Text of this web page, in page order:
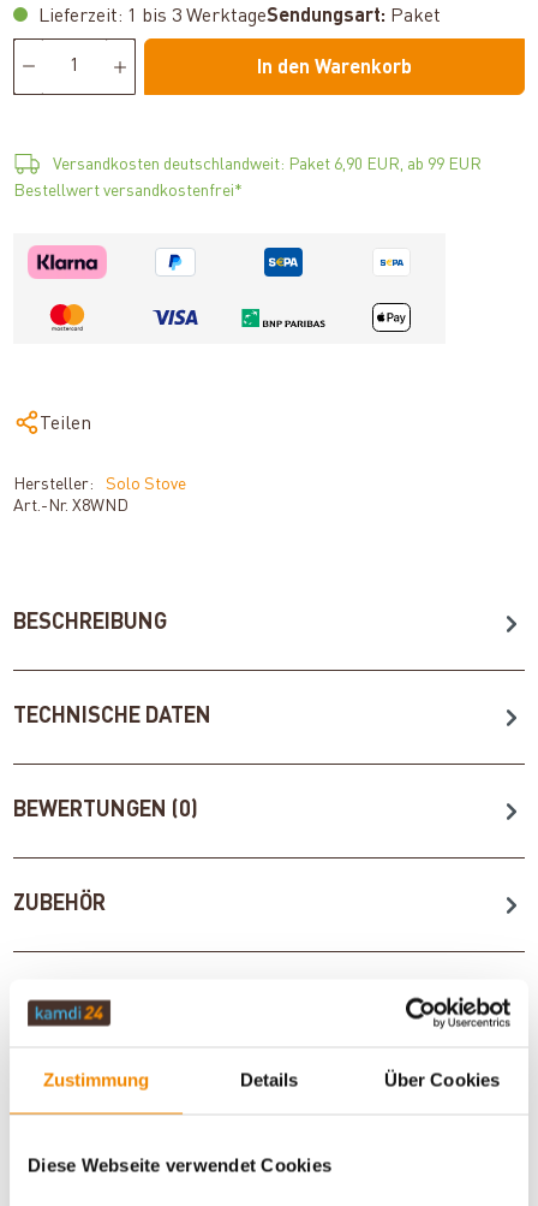
Zustimmung Details Über Cookies
Diese Webseite verwendet Cookies
Lieferzeit: 1 bis 3 WerktageSendungsart: Paket
In den Warenkorb
Versandkosten deutschlandweit: Paket 6,90 EUR, ab 99 EUR
Bestellwert versandkostenfrei*
Teilen
Hersteller:
Solo Stove
Art.-Nr.X8WND
BESCHREIBUNG
TECHNISCHE DATEN
BEWERTUNGEN (0)
ZUBEHÖR
WICHTIGE INFOS
Dieses Produkt finden Sie unter:Outdoor